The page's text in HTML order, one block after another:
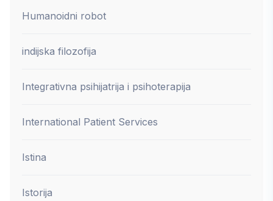
Humanoidni robot
indijska filozofija
Integrativna psihijatrija i psihoterapija
International Patient Services
Istina
Istorija